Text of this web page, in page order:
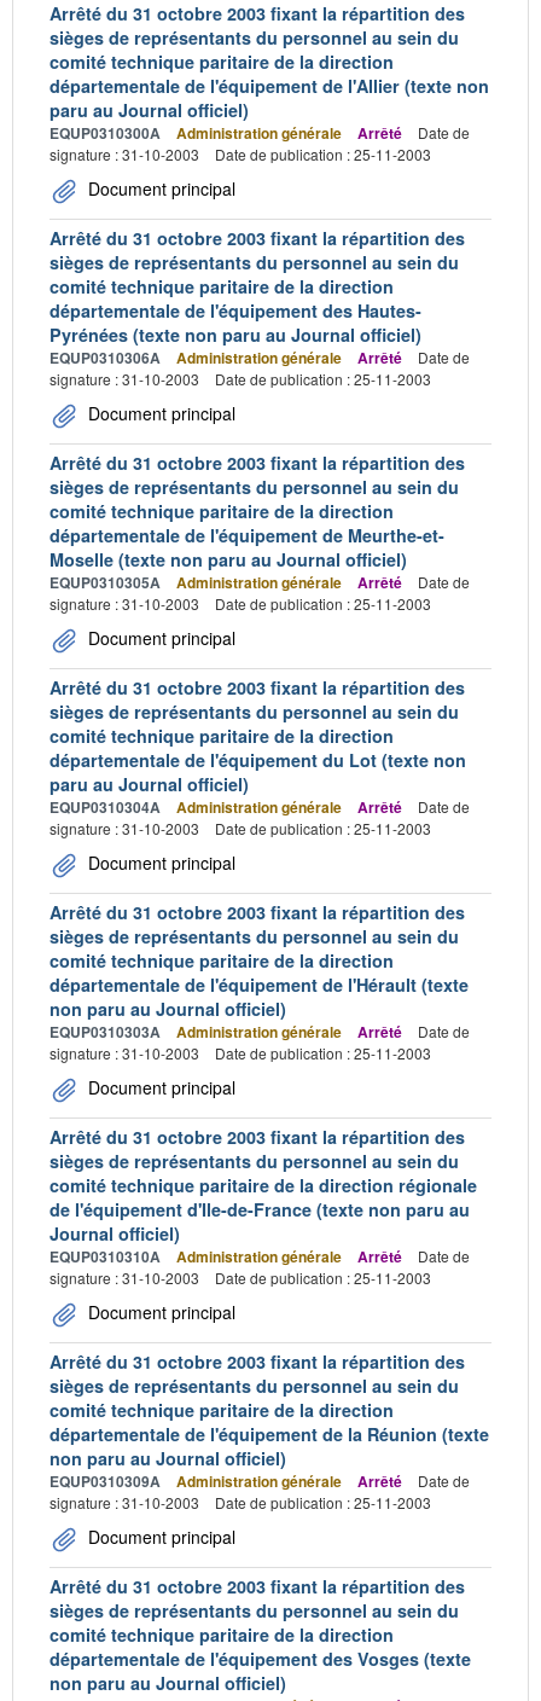
Arrêté du 31 octobre 2003 fixant la répartition des
sièges de représentants du personnel au sein du
comité technique paritaire de la direction
départementale de l'équipement de l'Allier (texte non
paru au Journal officiel)
EQUP0310300A Administration générale Arrêté
Date de
signature : 31-10-2003
Date de publication : 25-11-2003
Document principal
Arrêté du 31 octobre 2003 fixant la répartition des
sièges de représentants du personnel au sein du
comité technique paritaire de la direction
départementale de l'équipement des Hautes-
Pyrénées (texte non paru au Journal officiel)
EQUP0310306A Administration générale Arrêté
Date de
signature : 31-10-2003
Date de publication : 25-11-2003
Document principal
Arrêté du 31 octobre 2003 fixant la répartition des
sièges de représentants du personnel au sein du
comité technique paritaire de la direction
départementale de l'équipement de Meurthe-et-
Moselle (texte non paru au Journal officiel)
EQUP0310305A Administration générale Arrêté
Date de
signature : 31-10-2003
Date de publication : 25-11-2003
Document principal
Arrêté du 31 octobre 2003 fixant la répartition des
sièges de représentants du personnel au sein du
comité technique paritaire de la direction
départementale de l'équipement du Lot (texte non
paru au Journal officiel)
EQUP0310304A Administration générale Arrêté
Date de
signature : 31-10-2003
Date de publication : 25-11-2003
Document principal
Arrêté du 31 octobre 2003 fixant la répartition des
sièges de représentants du personnel au sein du
comité technique paritaire de la direction
départementale de l'équipement de l'Hérault (texte
non paru au Journal officiel)
EQUP0310303A Administration générale Arrêté
Date de
signature : 31-10-2003
Date de publication : 25-11-2003
Document principal
Arrêté du 31 octobre 2003 fixant la répartition des
sièges de représentants du personnel au sein du
comité technique paritaire de la direction régionale
de l'équipement d'Ile-de-France (texte non paru au
Journal officiel)
EQUP0310310A Administration générale Arrêté
Date de
signature : 31-10-2003
Date de publication : 25-11-2003
Document principal
Arrêté du 31 octobre 2003 fixant la répartition des
sièges de représentants du personnel au sein du
comité technique paritaire de la direction
départementale de l'équipement de la Réunion (texte
non paru au Journal officiel)
EQUP0310309A Administration générale Arrêté
Date de
signature : 31-10-2003
Date de publication : 25-11-2003
Document principal
Arrêté du 31 octobre 2003 fixant la répartition des
sièges de représentants du personnel au sein du
comité technique paritaire de la direction
départementale de l'équipement des Vosges (texte
non paru au Journal officiel)